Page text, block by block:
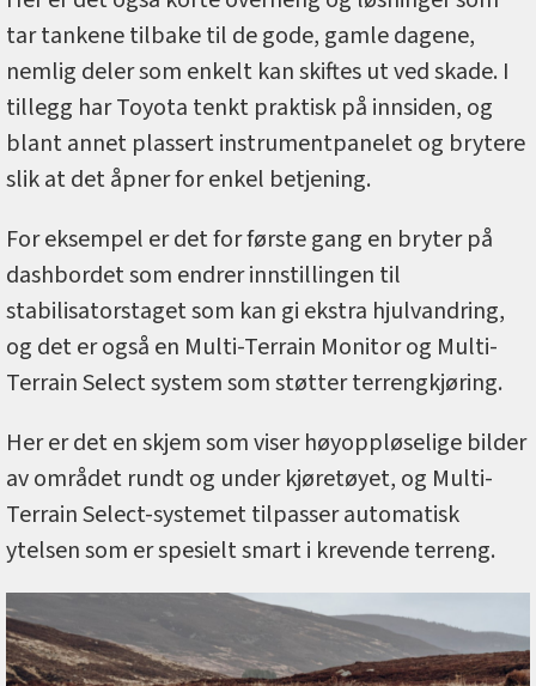
tar tankene tilbake til de gode, gamle dagene,
nemlig deler som enkelt kan skiftes ut ved skade. I
tillegg har Toyota tenkt praktisk på innsiden, og
blant annet plassert instrumentpanelet og brytere
slik at det åpner for enkel betjening.
For eksempel er det for første gang en bryter på
dashbordet som endrer innstillingen til
stabilisatorstaget som kan gi ekstra hjulvandring,
og det er også en Multi-Terrain Monitor og Multi-
Terrain Select system som støtter terrengkjøring.
Her er det en skjem som viser høyoppløselige bilder
av området rundt og under kjøretøyet, og Multi-
Terrain Select-systemet tilpasser automatisk
ytelsen som er spesielt smart i krevende terreng.